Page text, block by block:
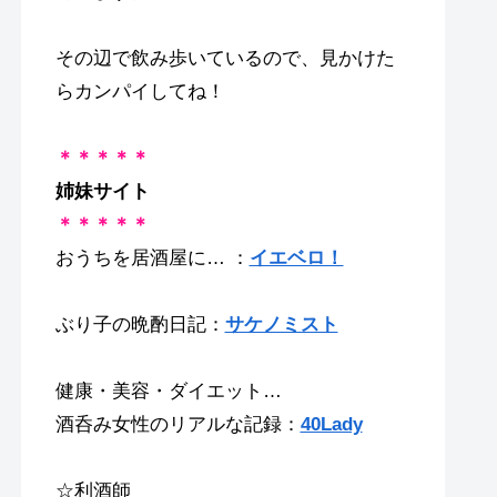
その辺で飲み歩いているので、見かけた
らカンパイしてね！
＊＊＊＊＊
姉妹サイト
＊＊＊＊＊
おうちを居酒屋に… ： イエベロ！
ぶり子の晩酌日記： サケノミスト
健康・美容・ダイエット…
酒呑み女性のリアルな記録： 40Lady
☆利酒師